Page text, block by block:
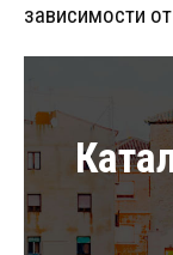
зависимости